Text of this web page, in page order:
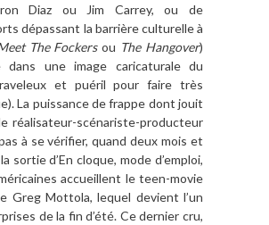
Diaz ou Jim Carrey, ou de
dépassant la barrière culturelle à
The Fockersou The Hangover)
dans une image caricaturale du
et puéril pour faire très
La puissance de frappe dont jouit
réalisateur-scénariste-producteur
à se vérifier, quand deux mois et
sortie d’En cloque, mode d’emploi,
accueillent le teen-movie
Greg Mottola, lequel devient l’un
de la fin d’été. Ce dernier cru,